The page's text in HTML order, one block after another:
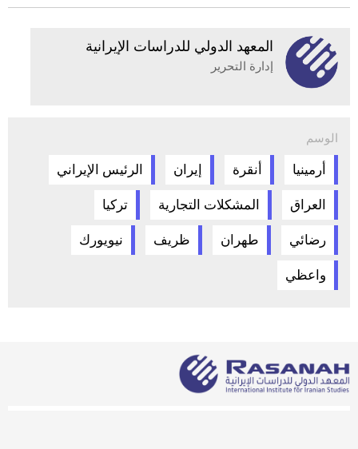
المعهد الدولي للدراسات الإيرانية
إدارة التحرير
الوسم
أرمينيا أنقرة إيران الرئيس الإيراني
العراق المشكلات التجارية تركيا
رضائي طهران ظريف نيويورك
واعظي